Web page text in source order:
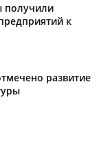
получили
к
развитие